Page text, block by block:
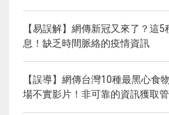
【易誤解】網傳新冠又來了？這
息！缺乏時間脈絡的疫情資訊
【誤導】網傳台灣10種最黑心食
場不實影片！非可靠的資訊獲取